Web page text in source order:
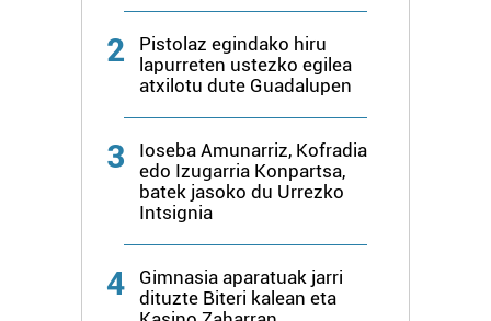
2
Pistolaz egindako hiru
lapurreten ustezko egilea
atxilotu dute Guadalupen
3
Ioseba Amunarriz, Kofradia
edo Izugarria Konpartsa,
batek jasoko du Urrezko
Intsignia
4
Gimnasia aparatuak jarri
dituzte Biteri kalean eta